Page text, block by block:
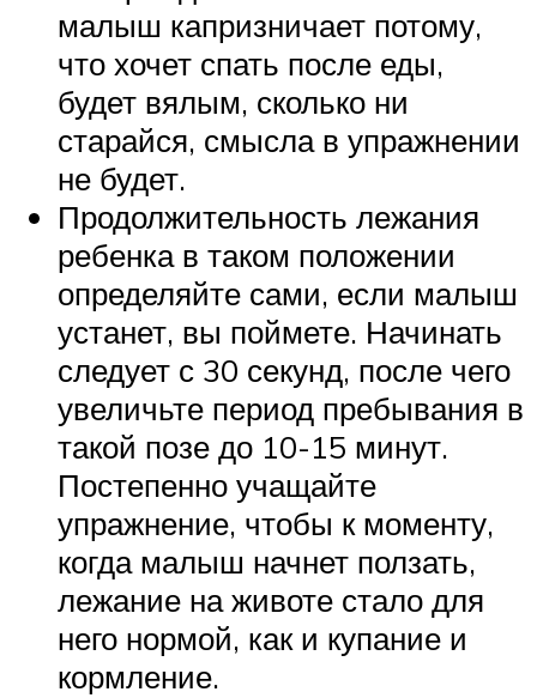
малыш капризничает потому,
что хочет спать после еды,
будет вялым, сколько ни
старайся, смысла в упражнении
не будет.
Продолжительность лежания
ребенка в таком положении
определяйте сами, если малыш
устанет, вы поймете. Начинать
следует с 30 секунд, после чего
увеличьте период пребывания в
такой позе до 10-15 минут.
Постепенно учащайте
упражнение, чтобы к моменту,
когда малыш начнет ползать,
лежание на животе стало для
него нормой, как и купание и
кормление.